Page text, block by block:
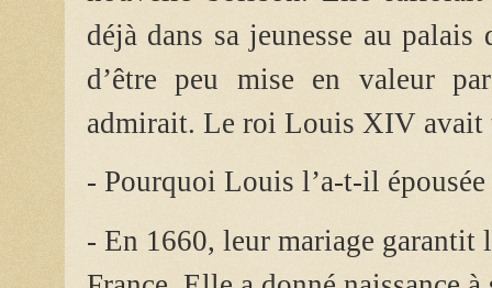
déjà dans sa jeunesse au
d’être peu mise en valeur
admirait. Le roi Louis XIV avait
- Pourquoi Louis l’a-t-il épousée
- En 1660, leur mariage garantit